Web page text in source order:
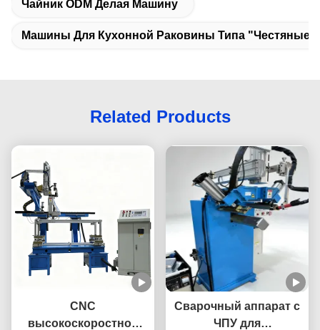
Чайник ODM Делая Машину
Машины Для Кухонной Раковины Типа "Честяные
Related Products
CNC
высокоскоростной
Сварочный аппарат с
ЧПУ для